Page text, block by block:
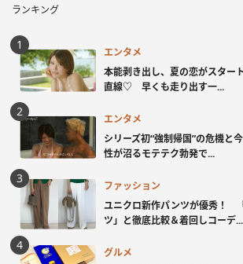
ランキング
エンタメ
本能剥き出し、夏の恋がスタ
直線♡ 早くも走り出す一...
エンタメ
シリーズ初“強制帰国”の危機
性が沼るモテテク勃発で...
ファッション
ユニクロ新作パンツが優秀！
ツ」と徹底比較＆着回しコーデ...
グルメ